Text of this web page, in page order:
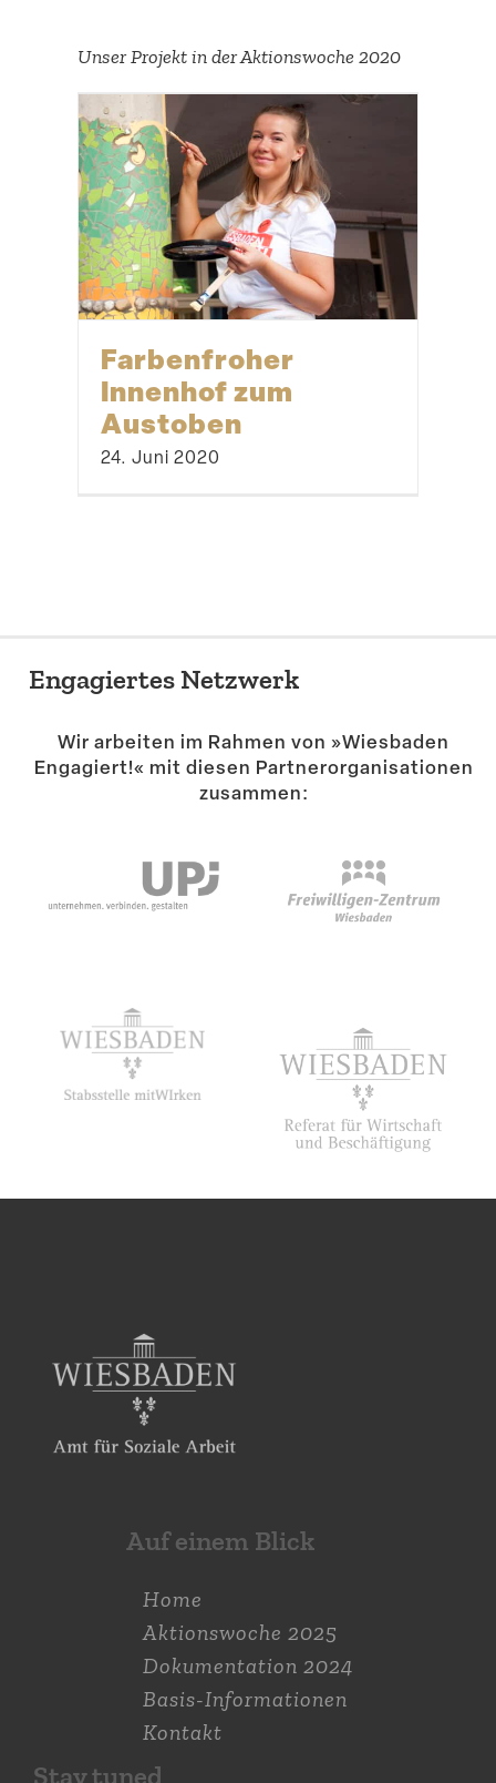
Unser Projekt in der Aktions­woche 2020
Farben­froher
Innenhof zum
Austoben
24. Juni 2020
Engagiertes Netzwerk
Wir arbeiten im Rahmen von »Wiesbaden
Engagiert!« mit diesen Partner­or­ga­ni­sa­tionen
zusammen:
Auf einem Blick
Home
Aktions­woche 2025
Dokumen­tation 2024
Basis-Informationen
Kontakt
Stay tuned